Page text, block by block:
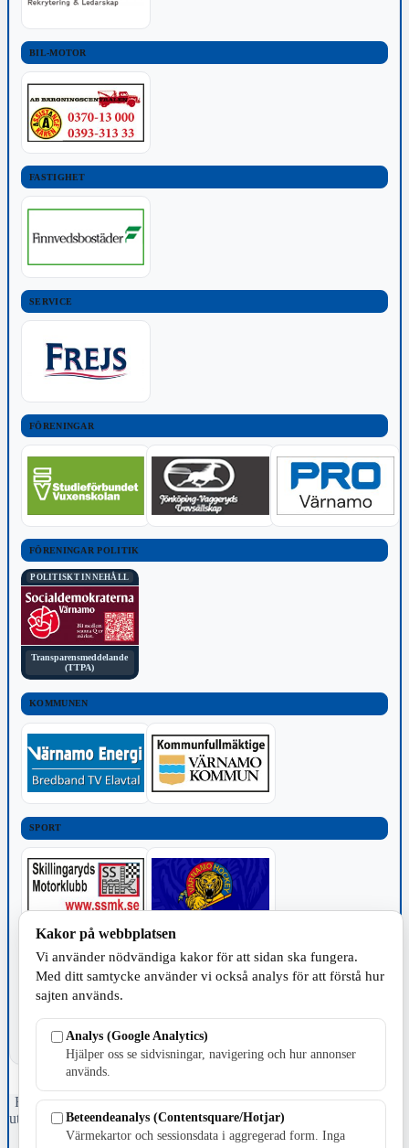
BIL-MOTOR
FASTIGHET
SERVICE
FÖRENINGAR
FÖRENINGAR POLITIK
POLITISKT INNEHÅLL
Transparensmeddelande
(TTPA)
KOMMUNEN
SPORT
TILLVERKNING
Fristående webbtidningsföretag grundat 1991 som sedan 2002 ger
ut tidningen Skillingaryd.nu och 2010 lanserades Värnamo.nu. Från
april 2026 omfattar Skillingaryd.nu tre kommuner: Gnosjö,
Kakor på webbplatsen
Vi använder nödvändiga kakor för att sidan ska fungera.
Med ditt samtycke använder vi också analys för att förstå hur
sajten används.
Analys (Google Analytics)
Hjälper oss se sidvisningar, navigering och hur annonser
används.
Beteendeanalys (Contentsquare/Hotjar)
Värmekartor och sessionsdata i aggregerad form. Inga